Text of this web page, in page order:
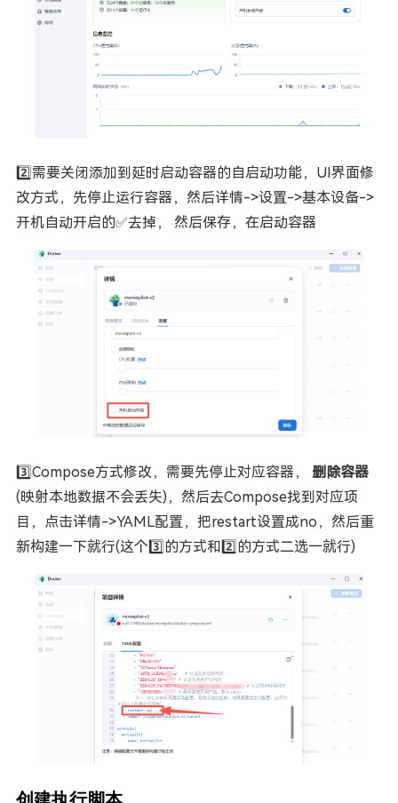
2️⃣需要关闭添加到延时启动容器的自启动功能，UI界面修
改方式，先停止运行容器，然后详情->设置->基本设备->
开机自动开启的✅去掉， 然后保存，在启动容器
3️⃣Compose方式修改，需要先停止对应容器， 删除容器
(映射本地数据不会丢失)，然后去Compose找到对应项
目，点击详情->YAML配置，把restart设置成no，然后重
新构建一下就行(这个3️⃣的方式和2️⃣的方式二选一就行)